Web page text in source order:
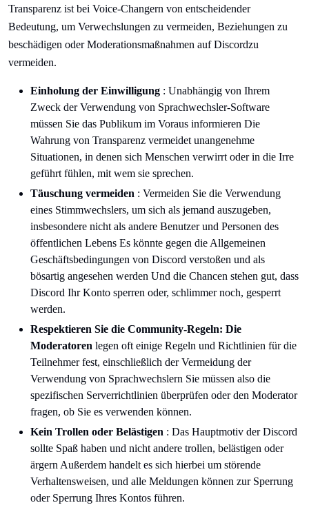
Transparenz ist bei Voice-Changern von entscheidender
Bedeutung, um Verwechslungen zu vermeiden, Beziehungen zu
beschädigen oder Moderationsmaßnahmen auf Discordzu
vermeiden.
Einholung der Einwilligung : Unabhängig von Ihrem
Zweck der Verwendung von Sprachwechsler-Software
müssen Sie das Publikum im Voraus informieren Die
Wahrung von Transparenz vermeidet unangenehme
Situationen, in denen sich Menschen verwirrt oder in die Irre
geführt fühlen, mit wem sie sprechen.
Täuschung vermeiden : Vermeiden Sie die Verwendung
eines Stimmwechslers, um sich als jemand auszugeben,
insbesondere nicht als andere Benutzer und Personen des
öffentlichen Lebens Es könnte gegen die Allgemeinen
Geschäftsbedingungen von Discord verstoßen und als
bösartig angesehen werden Und die Chancen stehen gut, dass
Discord Ihr Konto sperren oder, schlimmer noch, gesperrt
werden.
Respektieren Sie die Community-Regeln: Die
Moderatoren legen oft einige Regeln und Richtlinien für die
Teilnehmer fest, einschließlich der Vermeidung der
Verwendung von Sprachwechslern Sie müssen also die
spezifischen Serverrichtlinien überprüfen oder den Moderator
fragen, ob Sie es verwenden können.
Kein Trollen oder Belästigen : Das Hauptmotiv der Discord
sollte Spaß haben und nicht andere trollen, belästigen oder
ärgern Außerdem handelt es sich hierbei um störende
Verhaltensweisen, und alle Meldungen können zur Sperrung
oder Sperrung Ihres Kontos führen.